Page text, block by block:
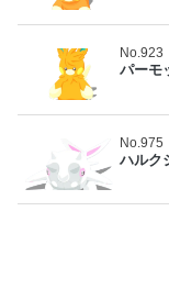
No.923
パーモ
No.975
ハルク